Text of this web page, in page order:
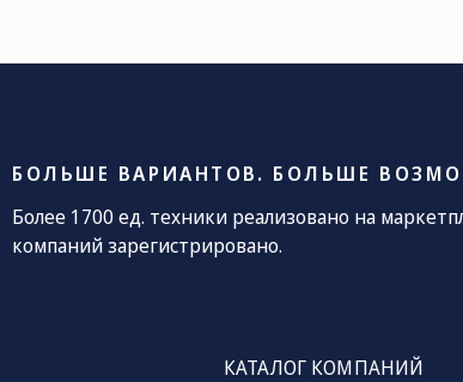
БОЛЬШЕ ВАРИАНТОВ. БОЛЬШЕ
Более 1700 ед. техники реализовано на
компаний зарегистрировано.
КАТАЛОГ КОМПАНИЙ